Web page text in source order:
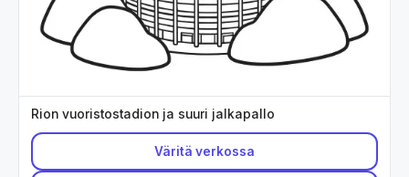
Rion vuoristostadion ja suuri jalkapallo
Väritä verkossa